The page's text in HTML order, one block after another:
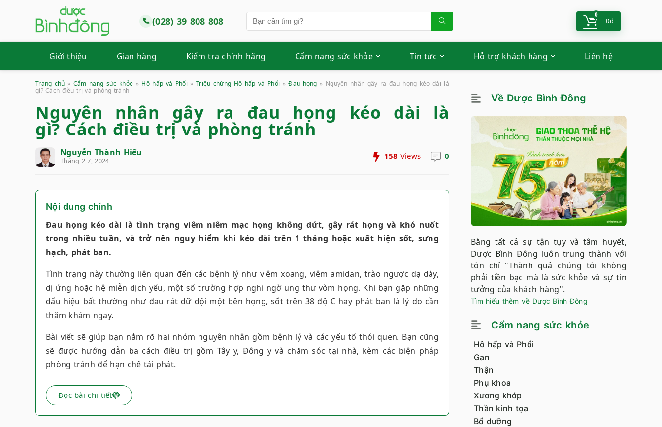
(028) 39 808 808
0
0₫
Giới thiệu Gian hàng Kiểm tra chính hãng Cẩm nang sức khỏe Tin tức Hỗ trợ khách hàng Liên hệ
Trang chủ » Cẩm nang sức khỏe » Hô hấp và Phổi »Triệu chứng Hô hấp và Phổi »Đau họng » Nguyên nhân gây ra đau họng kéo dài là
gì? Cách điều trị và phòng tránh
Nguyên nhân gây ra đau họng kéo dài là
gì? Cách điều trị và phòng tránh
Nguyễn Thành Hiếu
Tháng 2 7, 2024 158 Views 0
Nội dung chính
Đau họng kéo dài là tình trạng viêm niêm mạc họng không dứt, gây rát họng và khó nuốt
trong nhiều tuần, và trở nên nguy hiểm khi kéo dài trên 1 tháng hoặc xuất hiện sốt, sưng
hạch, phát ban.
Tình trạng này thường liên quan đến các bệnh lý như viêm xoang, viêm amidan, trào ngược dạ dày,
dị ứng hoặc hệ miễn dịch yếu, một số trường hợp nghi ngờ ung thư vòm họng. Khi bạn gặp những
dấu hiệu bất thường như đau rát dữ dội một bên họng, sốt trên 38 độ C hay phát ban là lý do cần
thăm khám ngay.
Bài viết sẽ giúp bạn nắm rõ hai nhóm nguyên nhân gồm bệnh lý và các yếu tố thói quen. Bạn cũng
sẽ được hướng dẫn ba cách điều trị gồm Tây y, Đông y và chăm sóc tại nhà, kèm các biện pháp
phòng tránh để hạn chế tái phát.
Đọc bài chi tiết
Về Dược Bình Đông
Bằng tất cả sự tận tụy và tâm huyết,
Dược Bình Đông luôn trung thành với
tôn chỉ "Thành quả chúng tôi không
phải tiền bạc mà là sức khỏe và sự tin
tưởng của khách hàng".
Tìm hiểu thêm về Dược Bình Đông
Cẩm nang sức khỏe
Hô hấp và Phổi
Gan
Thận
Phụ khoa
Xương khớp
Thần kinh tọa
Bổ dưỡng